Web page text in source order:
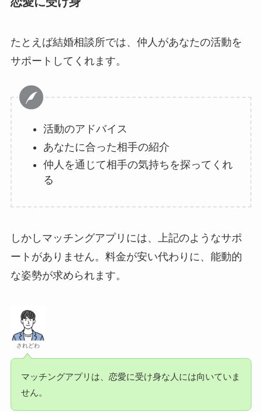
たとえば結婚相談所では、仲人があなたの活動を
サポートしてくれます。
活動のアドバイス
あなたに合った相手の紹介
仲人を通じて相手の気持ちを探ってくれ
る
しかしマッチングアプリには、上記のようなサポ
ートがありません。料金が安い代わりに、能動的
な姿勢が求められます。
されどわ
マッチングアプリは、恋愛に受け身な人には向いていま
せん。